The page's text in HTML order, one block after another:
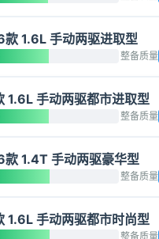
1.6L 手动两驱进取型
整备质量
1.6L 手动两驱都市进取型
整备质量
1.4T 手动两驱豪华型
整备质量
1.6L 手动两驱都市时尚型
整备质量